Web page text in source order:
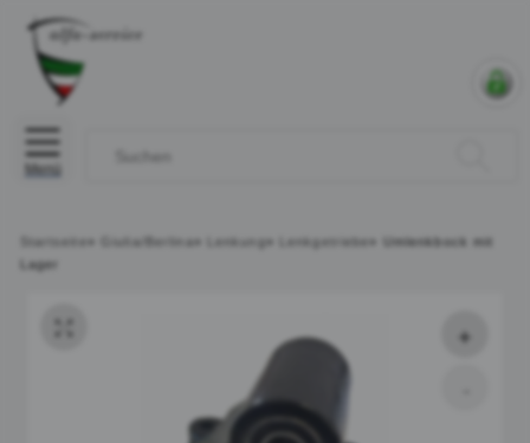
Menü
Startseite » Giulia/Berlina» Lenkung» Lenkgetriebe »
Umlenkbock mit
Lager